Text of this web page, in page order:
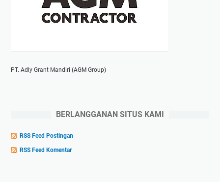
PT. Adly Grant Mandiri (AGM Group)
BERLANGGANAN SITUS KAMI
RSS Feed Postingan
RSS Feed Komentar